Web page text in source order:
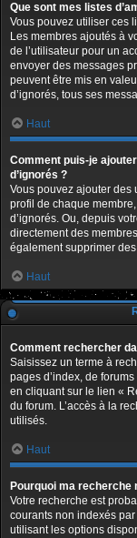
Que sont mes listes
Vous pouvez utiliser ces
Les membres ajoutés à
de l’utilisateur pour un
envoyer des messages
peuvent être mis en
d’ignorés, tous ses
Haut
Comment puis-je
d’ignorés ?
Vous pouvez ajouter des
profil de chaque
d’ignorés. Ou, depuis
directement des
également supprimer
Haut
Comment rechercher
Saisissez un terme à
pages d’index, de
en cliquant sur le lien «
du forum. L’accès à la
utilisés.
Haut
Pourquoi ma recherche
Votre recherche est
courants non indexés
utilisant les options